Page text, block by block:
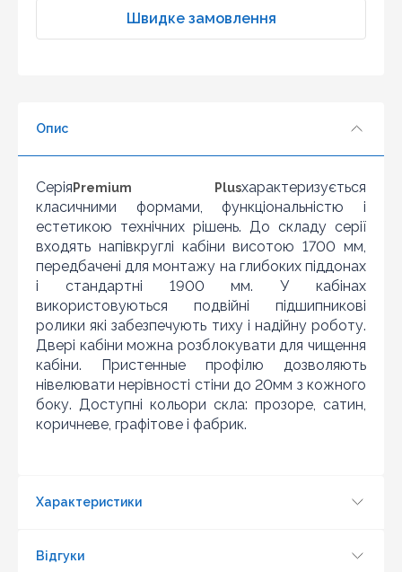
3
7
8
9
10
Швидке замовлення
Опис
Серія Premium Plusхарактеризується
класичними формами, функціональністю і
естетикою технічних рішень. До складу серії
входять напівкруглі кабіни висотою 1700 мм,
передбачені для монтажу на глибоких піддонах
і стандартні 1900 мм. У кабінах
використовуються подвійні підшипникові
ролики які забезпечують тиху і надійну роботу.
Двері кабіни можна розблокувати для чищення
кабіни. Пристенные профілю дозволяють
нівелювати нерівності стіни до 20мм з кожного
боку. Доступні кольори скла: прозоре, сатин,
коричневе, графітове і фабрик.
Характеристики
Відгуки
Знайшли дешевше?
Шановні клієнти нашого магазину! Якщо ви блукаючи
по інтернету знайшли ціну потрібного Вам товару
дешевше ніж у нас ... дайте нам знати, і ми будемо
раді запропонувати вигіднішу для Вас ціну (за умови,
що товар даної моделі повинен бути у конкурента в
наявності і ціна на даний товар в іншому інтернет-
магазині актуальна і діюча)